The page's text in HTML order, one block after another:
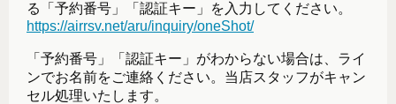
る「予約番号」「認証キー」を入力してください。
https://airrsv.net/aru/inquiry/oneShot/
「予約番号」「認証キー」がわからない場合は、ライ
ンでお名前をご連絡ください。当店スタッフがキャン
セル処理いたします。